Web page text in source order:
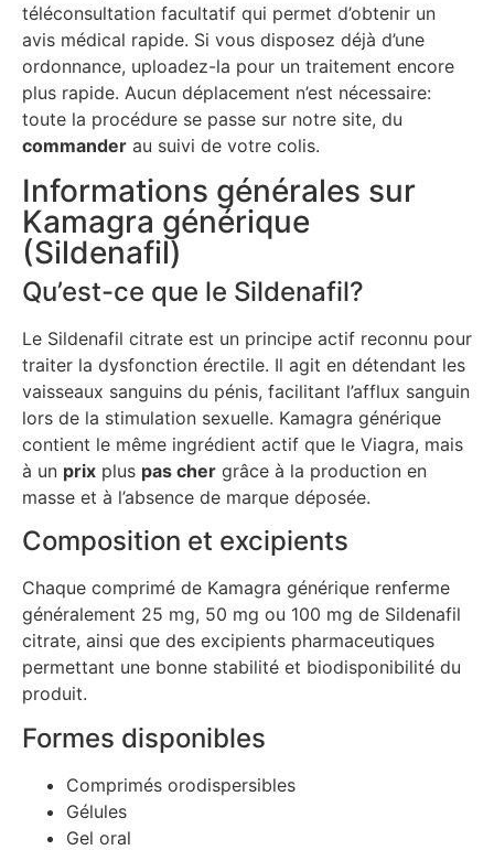
téléconsultation facultatif qui permet d’obtenir un
avis médical rapide. Si vous disposez déjà d’une
ordonnance, uploadez-la pour un traitement encore
plus rapide. Aucun déplacement n’est nécessaire:
toute la procédure se passe sur notre site, du
commander au suivi de votre colis.
Informations générales sur
Kamagra générique
(Sildenafil)
Qu’est-ce que le Sildenafil?
Le Sildenafil citrate est un principe actif reconnu pour
traiter la dysfonction érectile. Il agit en détendant les
vaisseaux sanguins du pénis, facilitant l’afflux sanguin
lors de la stimulation sexuelle. Kamagra générique
contient le même ingrédient actif que le Viagra, mais
à un prix plus pas cher grâce à la production en
masse et à l’absence de marque déposée.
Composition et excipients
Chaque comprimé de Kamagra générique renferme
généralement 25 mg, 50 mg ou 100 mg de Sildenafil
citrate, ainsi que des excipients pharmaceutiques
permettant une bonne stabilité et biodisponibilité du
produit.
Formes disponibles
Comprimés orodispersibles
Gélules
Gel oral